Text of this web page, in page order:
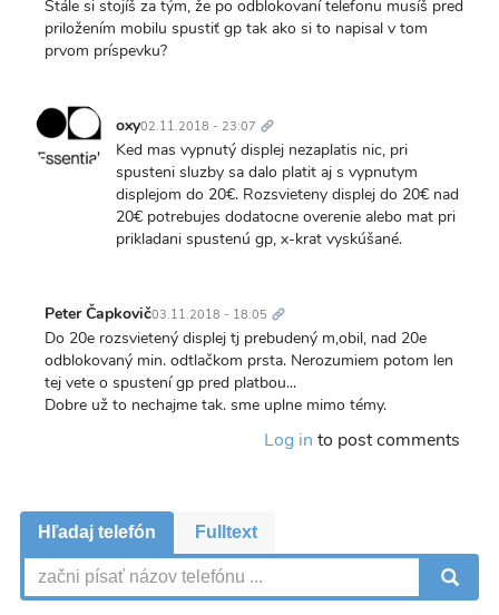
Stále si stojíš za tým, že po odblokovaní telefonu musíš pred
priložením mobilu spustiť gp tak ako si to napisal v tom
prvom príspevku?
oxy02.11.2018 - 23:07 odkaz
Ked mas vypnutý displej nezaplatis nic, pri
spusteni sluzby sa dalo platit aj s vypnutym
displejom do 20€. Rozsvieteny displej do 20€ nad
20€ potrebujes dodatocne overenie alebo mat pri
prikladani spustenú gp, x-krat vyskúšané.
Peter Čapkovič03.11.2018 - 18:05 odkaz
Do 20e rozsvietený displej tj prebudený m,obil, nad 20e
odblokovaný min. odtlačkom prsta. Nerozumiem potom len
tej vete o spustení gp pred platbou...
Dobre už to nechajme tak. sme uplne mimo témy.
Log in to post comments
Hľadaj telefón Fulltext